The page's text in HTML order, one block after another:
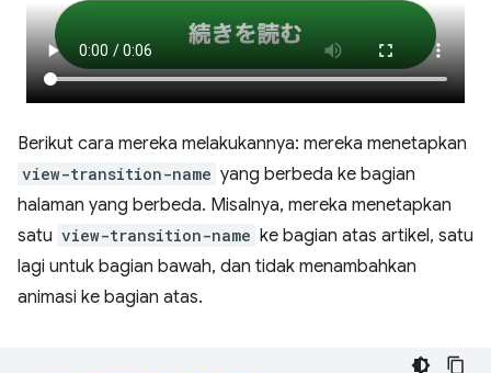
Berikut cara mereka melakukannya: mereka menetapkan
view-transition-name yang berbeda ke bagian
halaman yang berbeda. Misalnya, mereka menetapkan
satu view-transition-name ke bagian atas artikel, satu
lagi untuk bagian bawah, dan tidak menambahkan
animasi ke bagian atas.